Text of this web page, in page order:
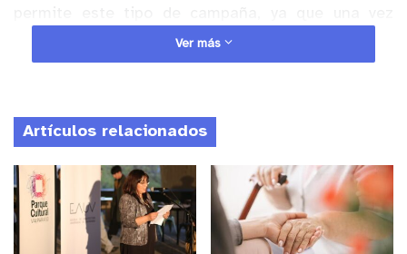
reparado los artículos son entregados a estudiante
de distintas localidades o personas en situación
Quienes deseen reciclar de manera consciente se
pueden acercar durante estos días con notebooks,
torres de computador (CPUS), tablets, smartphone
Ver más
Artículos relacionados